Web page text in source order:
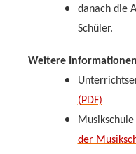
danach die
Schüler.
Weitere Informationen
(PDF)
der